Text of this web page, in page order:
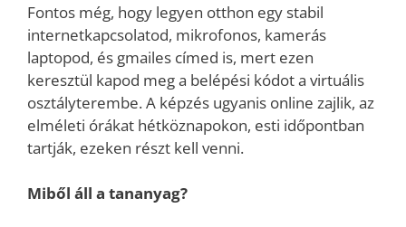
Fontos még, hogy legyen otthon egy stabil
internetkapcsolatod, mikrofonos, kamerás
laptopod, és gmailes címed is, mert ezen
keresztül kapod meg a belépési kódot a virtuális
osztályterembe. A képzés ugyanis online zajlik, az
elméleti órákat hétköznapokon, esti időpontban
tartják, ezeken részt kell venni.
Miből áll a tananyag?